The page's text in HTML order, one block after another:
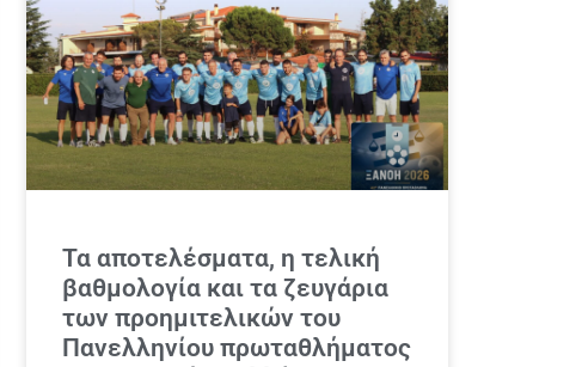
Τα αποτελέσματα, η τελική
βαθμολογία και τα ζευγάρια
των προημιτελικών του
Πανελληνίου πρωταθλήματος